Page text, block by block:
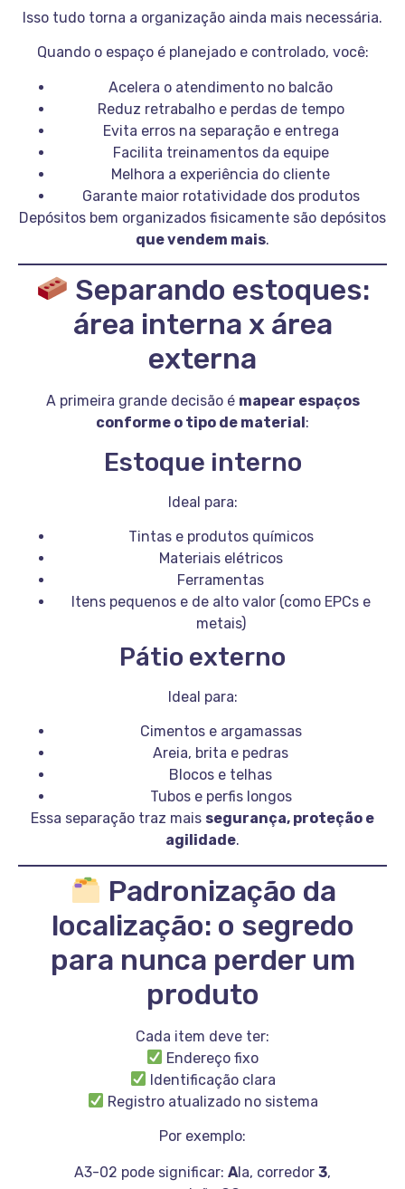
Isso tudo torna a organização ainda mais necessária.
Quando o espaço é planejado e controlado, você:
Acelera o atendimento no balcão
Reduz retrabalho e perdas de tempo
Evita erros na separação e entrega
Facilita treinamentos da equipe
Melhora a experiência do cliente
Garante maior rotatividade dos produtos
Depósitos bem organizados fisicamente são depósitos
que vendem mais.
Separando estoques:
área interna x área
externa
A primeira grande decisão é mapear espaços
conforme o tipo de material :
Estoque interno
Ideal para:
Tintas e produtos químicos
Materiais elétricos
Ferramentas
Itens pequenos e de alto valor (como EPCs e
metais)
Pátio externo
Ideal para:
Cimentos e argamassas
Areia, brita e pedras
Blocos e telhas
Tubos e perfis longos
Essa separação traz mais segurança, proteção e
agilidade.
Padronização da
localização: o segredo
para nunca perder um
produto
Cada item deve ter:
Endereço fixo
Identificação clara
Registro atualizado no sistema
Por exemplo:
A3-02 pode significar: Ala, corredor 3,